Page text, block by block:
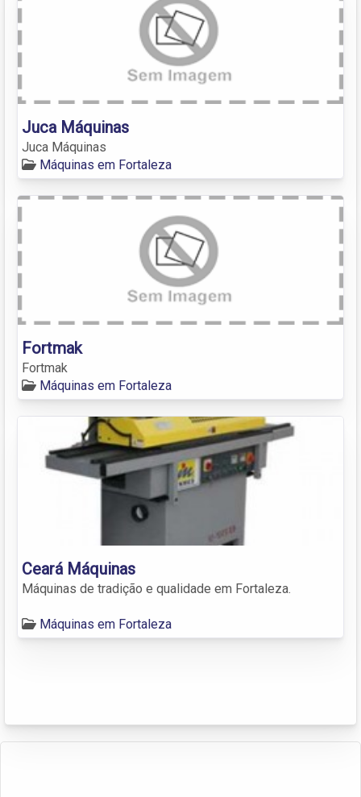
Juca Máquinas
Juca Máquinas
Máquinas em Fortaleza
Fortmak
Fortmak
Máquinas em Fortaleza
Ceará Máquinas
Máquinas de tradição e qualidade em Fortaleza.
Máquinas em Fortaleza